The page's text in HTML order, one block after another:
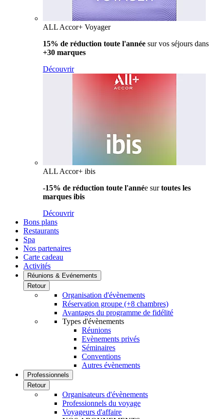
ALL Accor+ Voyager
15% de réduction toute l'année sur vos séjours dans
+30 marques
Découvrir
ALL Accor+ ibis
-15% de réduction toute l'année surtoutes les
marques ibis
Découvrir
Bons plans
Restaurants
Spa
Nos partenaires
Carte cadeau
Activités
Réunions & Evénements
Retour
Organisation d'évènements
Réservation groupe (+8 chambres)
Avantages du programme de fidélité
Types d'évènements
Réunions
Evènements privés
Séminaires
Conventions
Autres évènements
Professionnels
Retour
Organisateurs d'évènements
Professionnels du voyage
Voyageurs d'affaire